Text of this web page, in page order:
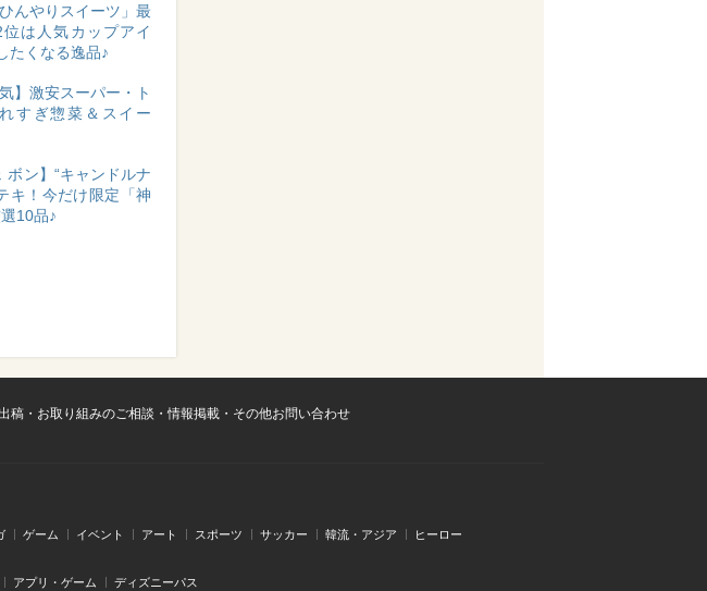
んやりスイーツ」最
は人気カップアイ
たくなる逸品♪
】激安スーパー・ト
すぎ惣菜＆スイー
ボン】“キャンドルナ
キ！今だけ限定「神
10品♪
稿・お取り組みのご相談・情報掲載・その他お問い合わせ
ゲーム イベント アート スポーツ サッカー 韓流・アジア ヒーロー
アプリ・ゲーム ディズニーパス